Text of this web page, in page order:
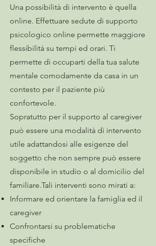
Una possibilità di intervento è quella
online. Effettuare sedute di supporto
psicologico online permette maggiore
flessibilità su tempi ed orari. Ti
permette di occuparti della tua salute
mentale comodamente da casa in un
contesto per il paziente più
confortevole.
Sopratutto per il supporto al caregiver
può essere una modalità di intervento
utile adattandosi alle esigenze del
soggetto che non sempre può essere
disponibile in studio o al domicilio del
familiare.Tali interventi sono mirati a:
Informare ed orientare la famiglia ed il
caregiver
Confrontarsi su problematiche
specifiche